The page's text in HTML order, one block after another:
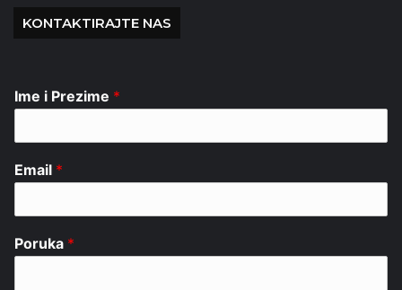
KONTAKTIRAJTE NAS
Ime i Prezime *
Email *
Poruka *